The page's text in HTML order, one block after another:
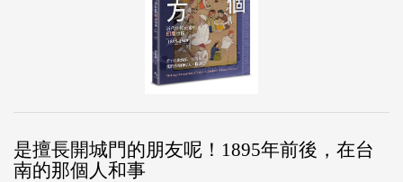
是擅長開城門的朋友呢！1895年前後，在台
南的那個人和事